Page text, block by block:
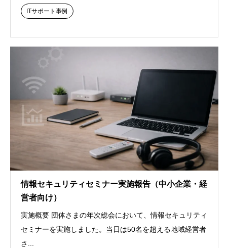
ITサポート事例
情報セキュリティセミナー実施報告（中小企業・経
営者向け）
実施概要 団体さまの年次総会において、情報セキュリティ
セミナーを実施しました。当日は50名を超える地域経営者
さ...